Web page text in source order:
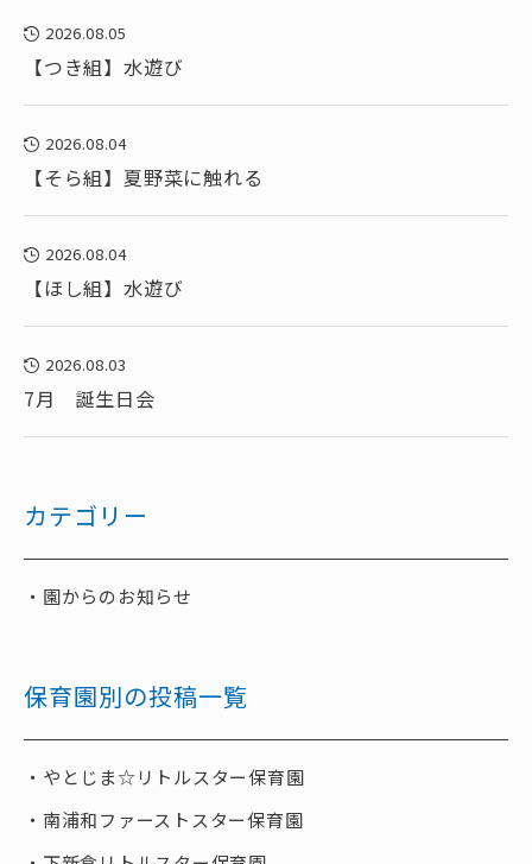
2026.08.05
【つき組】水遊び
2026.08.04
【そら組】夏野菜に触れる
2026.08.04
【ほし組】水遊び
2026.08.03
7月 誕生日会
カテゴリー
園からのお知らせ
保育園別の投稿一覧
やとじま☆リトルスター保育園
南浦和ファーストスター保育園